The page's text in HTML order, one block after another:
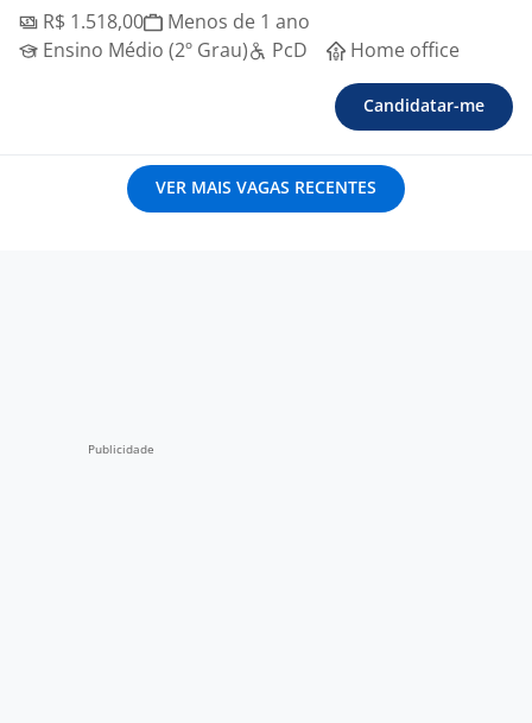
R$ 1.518,00
Menos de 1 ano
Ensino Médio (2º Grau)
PcD Home office
Candidatar-me
VER MAIS VAGAS RECENTES